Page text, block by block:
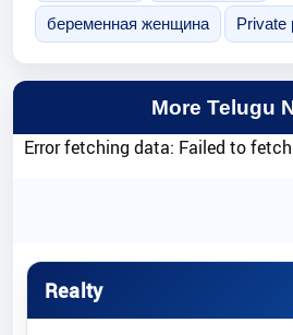
беременная женщина Private
More Telugu
Error fetching data: Failed to fetch
Realty